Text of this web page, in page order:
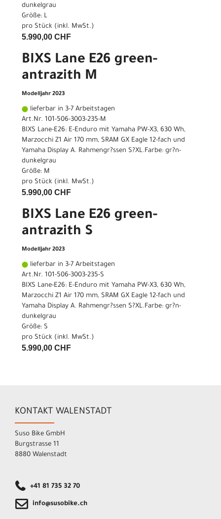
dunkelgrau
Größe: L
pro Stück (inkl. MwSt.)
5.990,00 CHF
BIXS Lane E26 green-
antrazith M
Modelljahr 2023
lieferbar in 3-7 Arbeitstagen
Art.Nr. 101-506-3003-235-M
BIXS Lane-E26: E-Enduro mit Yamaha PW-X3, 630 Wh,
Marzocchi Z1 Air 170 mm, SRAM GX Eagle 12-fach und
Yamaha Display A. Rahmengr?ssen S?XL.Farbe: gr?n-
dunkelgrau
Größe: M
pro Stück (inkl. MwSt.)
5.990,00 CHF
BIXS Lane E26 green-
antrazith S
Modelljahr 2023
lieferbar in 3-7 Arbeitstagen
Art.Nr. 101-506-3003-235-S
BIXS Lane-E26: E-Enduro mit Yamaha PW-X3, 630 Wh,
Marzocchi Z1 Air 170 mm, SRAM GX Eagle 12-fach und
Yamaha Display A. Rahmengr?ssen S?XL.Farbe: gr?n-
dunkelgrau
Größe: S
pro Stück (inkl. MwSt.)
5.990,00 CHF
KONTAKT WALENSTADT
Suso Bike GmbH
Burgstrasse 11
8880 Walenstadt
+41 81 735 32 70
info@susobike.ch